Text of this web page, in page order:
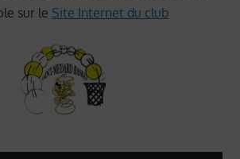
sur le Site Internet du club